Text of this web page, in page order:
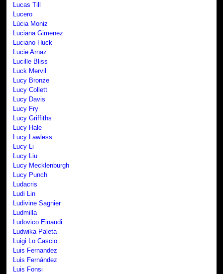
Lucas Till
Lucero
Lúcia Moniz
Luciana Gimenez
Luciano Huck
Lucie Arnaz
Lucille Bliss
Luck Mervil
Lucy Bronze
Lucy Collett
Lucy Davis
Lucy Fry
Lucy Griffiths
Lucy Hale
Lucy Lawless
Lucy Li
Lucy Liu
Lucy Mecklenburgh
Lucy Punch
Ludacris
Ludi Lin
Ludivine Sagnier
Ludmilla
Ludovico Einaudi
Ludwika Paleta
Luigi Lo Cascio
Luis Fernandez
Luis Fernández
Luis Fonsi